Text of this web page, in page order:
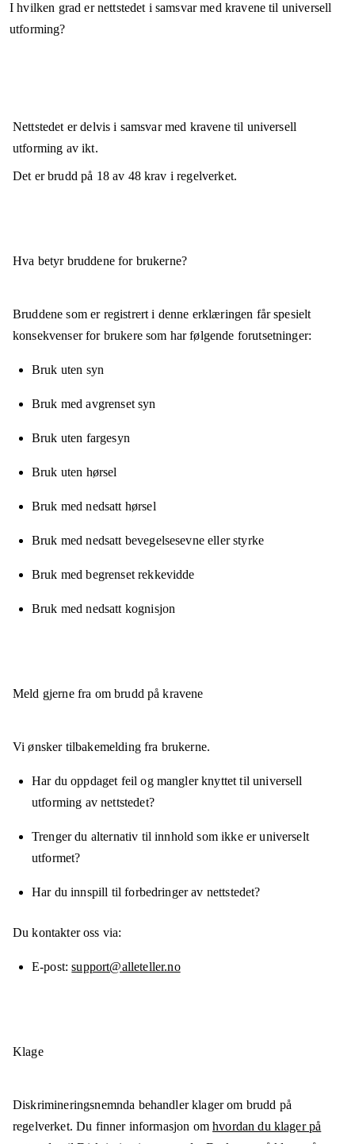
I hvilken grad er nettstedet i samsvar med kravene til universell
utforming?
Nettstedet erdelvis i samsvarmed kravene til universell
utforming av ikt.
Det er brudd på 18av 48krav i regelverket.
Hva betyr bruddene for brukerne?
Bruddene som er registrert i denne erklæringen får spesielt
konsekvenser for brukere som har følgende forutsetninger:
Bruk uten syn
Bruk med avgrenset syn
Bruk uten fargesyn
Bruk uten hørsel
Bruk med nedsatt hørsel
Bruk med nedsatt bevegelsesevne eller styrke
Bruk med begrenset rekkevidde
Bruk med nedsatt kognisjon
Meld gjerne fra om brudd på kravene
Vi ønsker tilbakemelding fra brukerne.
Har du oppdaget feil og mangler knyttet til universell
utforming av nettstedet?
Trenger du alternativ til innhold som ikke er universelt
utformet?
Har du innspill til forbedringer av nettstedet?
Du kontakter oss via:
E-post support@alleteller.no
Klage
Diskrimineringsnemnda behandler klager om brudd på
regelverket. Du finner informasjon omhvordan du klager på